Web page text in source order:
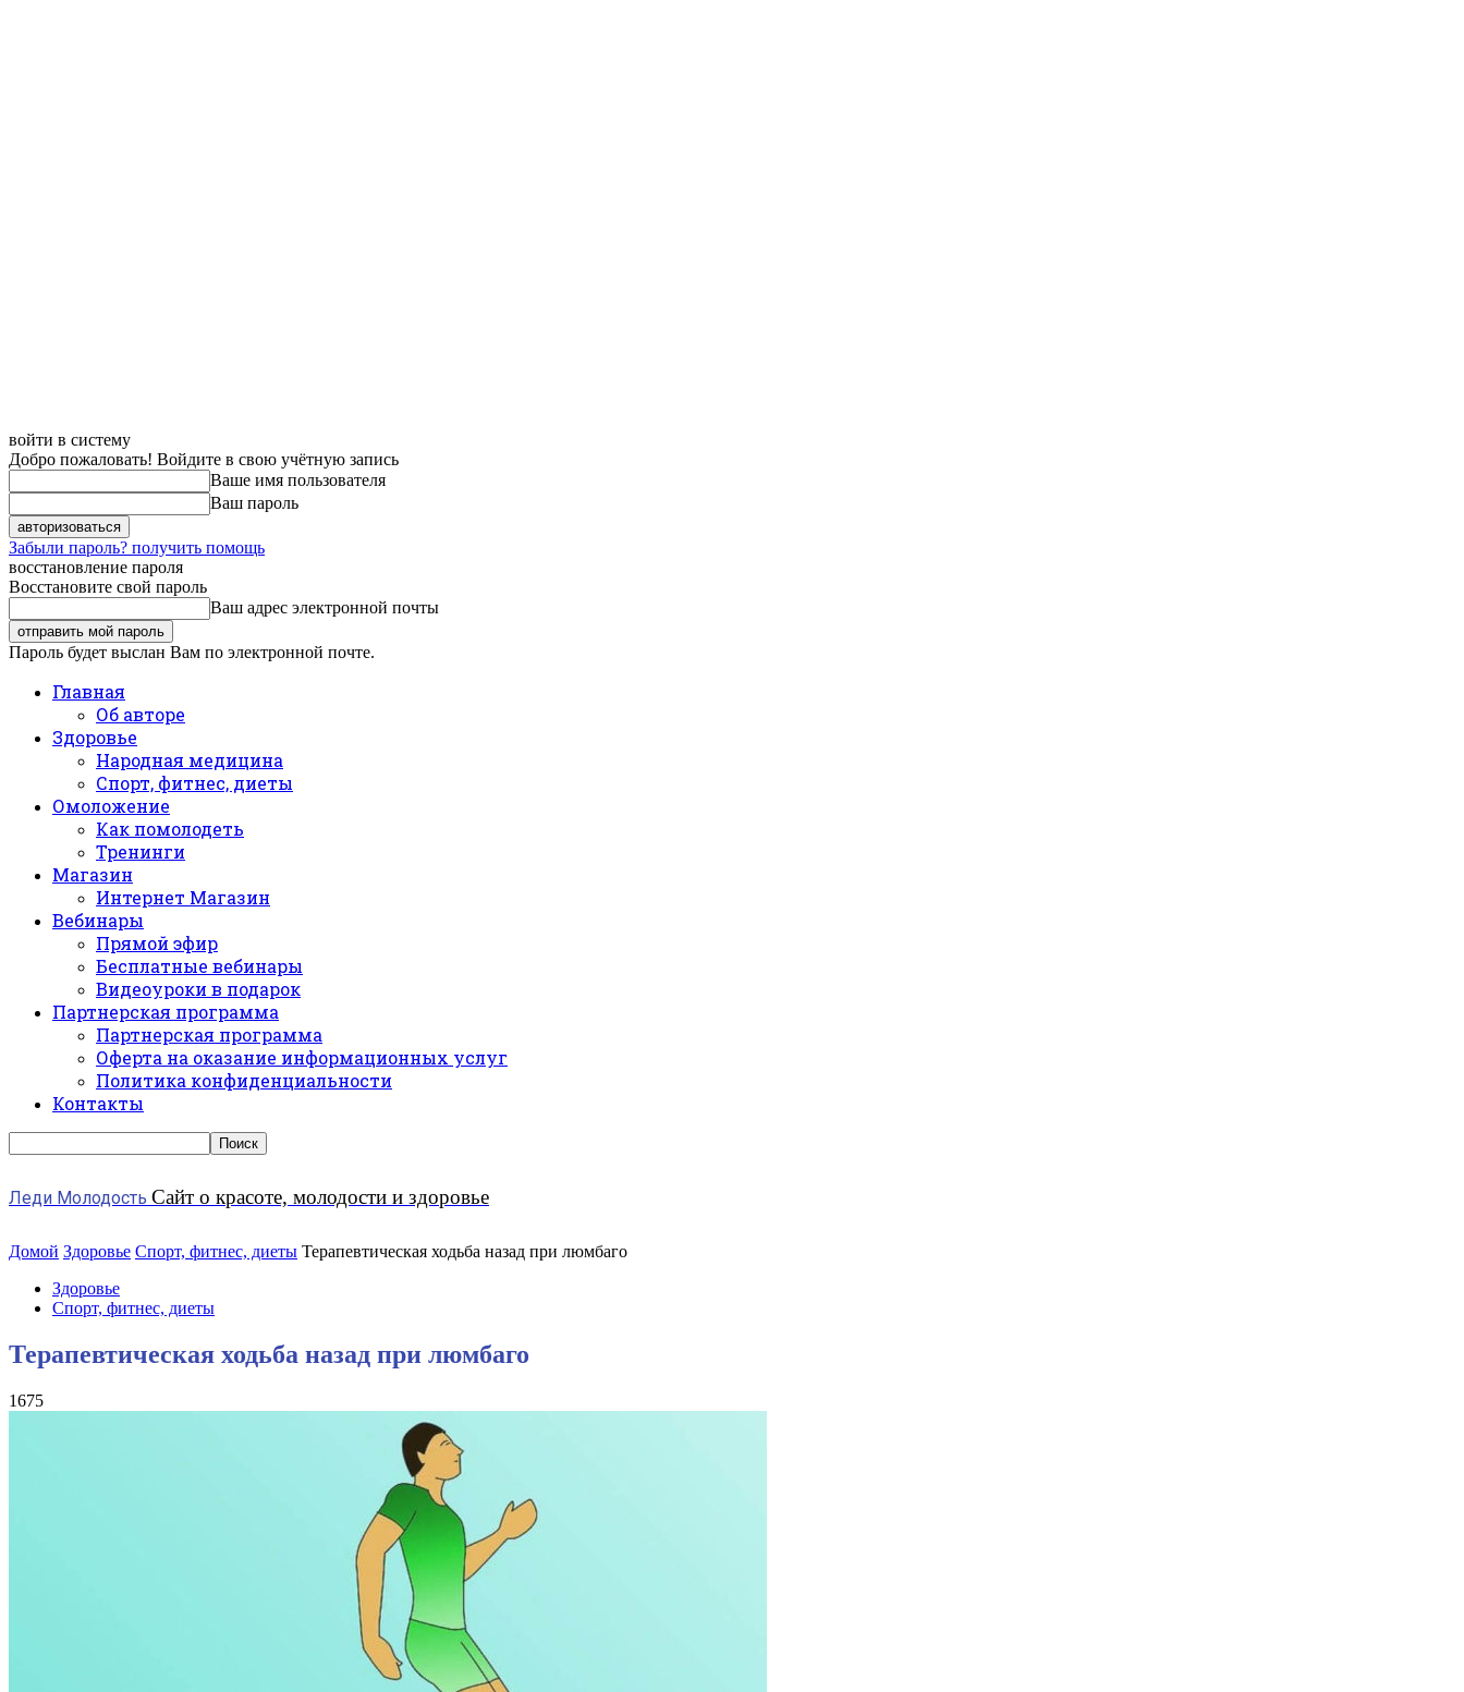
войти в систему
Добро пожаловать! Войдите в свою учётную запись
Ваше имя пользователя
Ваш пароль
Забыли пароль? получить помощь
восстановление пароля
Восстановите свой пароль
Ваш адрес электронной почты
Пароль будет выслан Вам по электронной почте.
Главная
Об авторе
Здоровье
Народная медицина
Спорт, фитнес, диеты
Омоложение
Как помолодеть
Тренинги
Магазин
Интернет Магазин
Вебинары
Прямой эфир
Бесплатные вебинары
Видеоуроки в подарок
Партнерская программа
Партнерская программа
Оферта на оказание информационных услуг
Политика конфиденциальности
Контакты
Леди Молодость Сайт о красоте, молодости и здоровье
Домой Здоровье Спорт, фитнес, диеты Терапевтическая ходьба назад при люмбаго
Здоровье
Спорт, фитнес, диеты
Терапевтическая ходьба назад при люмбаго
1675